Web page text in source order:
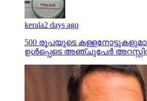
kerala2 days ago
500 രൂപയുടെ
ഉള്‍പ്പെടെ അഞ്ചുപേര്‍